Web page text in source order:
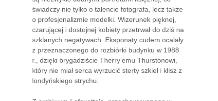
świadczy nie tylko o talencie fotografa, lecz także
o profesjonalizmie modelki. Wizerunek pięknej,
czarującej i dostojnej kobiety przetrwał do dziś na
szklanych negatywach. Eksponaty cudem ocalały
z przeznaczonego do rozbiórki budynku w 1988
r., dzięki brygadziście Therry’emu Thurstonowi,
który nie miał serca wyrzucić sterty szkieł i klisz z
londyńskiego strychu.